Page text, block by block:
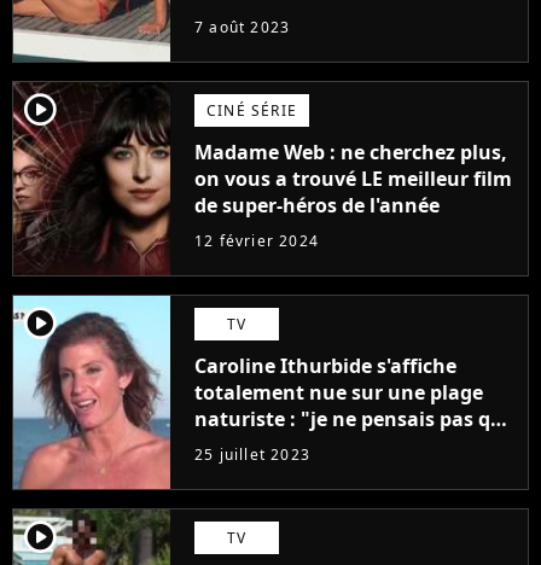
7 août 2023
player2 CINÉ SÉRIE
Madame Web : ne cherchez plus,
on vous a trouvé LE meilleur film
de super-héros de l'année
12 février 2024
player2 TV
Caroline Ithurbide s'affiche
totalement nue sur une plage
naturiste : "je ne pensais pas que
j'arriverais à le faire..."
25 juillet 2023
player2 TV